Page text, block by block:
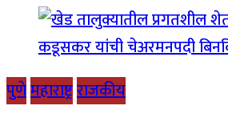
पुणेमहाराष्ट्रराजकीय